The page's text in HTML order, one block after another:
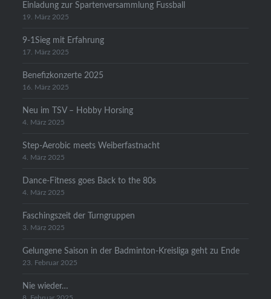
Einladung zur Spartenversammlung Fussball
19. März 2025
9-1Sieg mit Erfahrung
17. März 2025
Benefizkonzerte 2025
16. März 2025
Neu im TSV – Hobby Horsing
4. März 2025
Step-Aerobic meets Weiberfastnacht
4. März 2025
Dance-Fitness goes Back to the 80s
4. März 2025
Faschingszeit der Turngruppen
3. März 2025
Gelungene Saison in der Badminton-Kreisliga geht zu Ende
23. Februar 2025
Nie wieder…